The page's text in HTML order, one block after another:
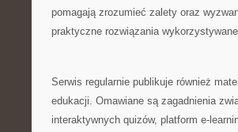
pomagają zrozumieć zalety oraz
praktyczne rozwiązania
Serwis regularnie publikuje również
edukacji. Omawiane są zagadnienia
interaktywnych quizów, platform e-